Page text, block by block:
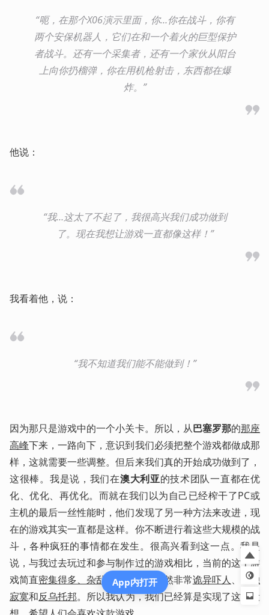
“呃，在那个X06演示里面，你…你在战斗，你有
两个安保机器人，它们在和一个着火的巨型保护
者战斗。还有一个采集者，还有一个家伙从阳台
上向你扔榴弹，你在用机枪射击，东西都在爆
炸。”
他说：
“我…这太了不起了，我很高兴我们成功做到
了。现在我想让游戏一直都像这样！”
我看着他，说：
“我不知道我们能不能做到！”
因为那只是游戏中的一个小关卡。所以，从巴塞罗那的那座
高峰下来，一路向下，意识到我们必须把整个游戏都做成那
样，这就需要一些调整。但后来我们真的开始成功做到了，
这很棒。我是说，我们在澳大利亚的技术团队一直都在优
化、优化、再优化。而就在我们以为自己已经榨干了PC或
主机的最后一丝性能时，他们发现了另一种方法来改进，现
在的游戏其实一直都是这样。你不断进行着这些大规模的战
斗，各种疯狂的事情都在发生。很高兴看到这一点。我是
说，与我过去玩过和参与制作过的游戏相比，当前的这个游
戏简直密集得多、杂乱得多，同时仍然非常诡异吓人、
孤独
寂寞和反乌托邦。所以我认为，我们已经算是实现了这一设
App内打开